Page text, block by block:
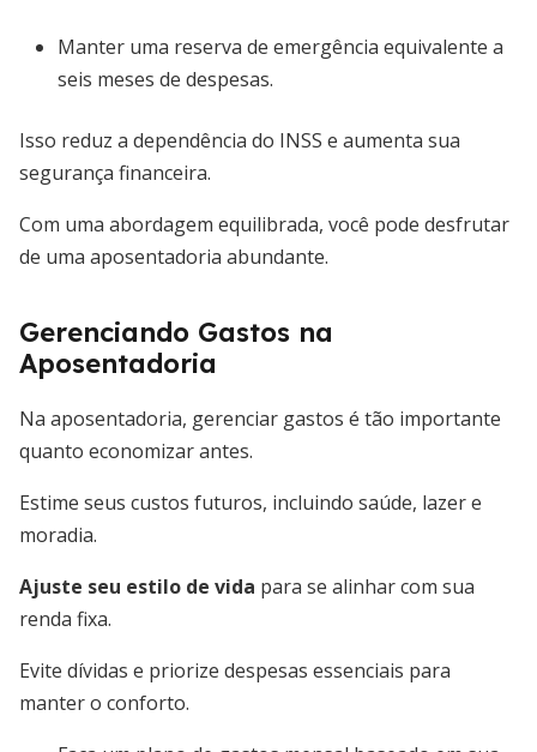
Manter uma reserva de emergência equivalente a
seis meses de despesas.
Isso reduz a dependência do INSS e aumenta sua
segurança financeira.
Com uma abordagem equilibrada, você pode desfrutar
de uma aposentadoria abundante.
Gerenciando Gastos na
Aposentadoria
Na aposentadoria, gerenciar gastos é tão importante
quanto economizar antes.
Estime seus custos futuros, incluindo saúde, lazer e
moradia.
Ajuste seu estilo de vida para se alinhar com sua
renda fixa.
Evite dívidas e priorize despesas essenciais para
manter o conforto.